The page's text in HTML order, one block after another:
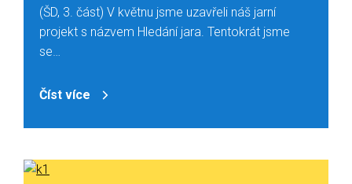
(ŠD, 3. část) V květnu jsme uzavřeli náš jarní
projekt s názvem Hledání jara. Tentokrát jsme
se…
Číst více